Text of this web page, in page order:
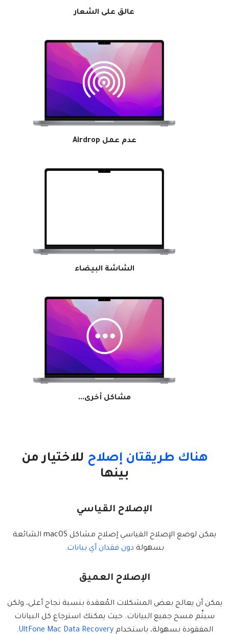
عالق على الشعار
عدم عمل Airdrop
الشاشة البيضاء
مشاكل أخرى...
هناك طريقتان إصلاح للاختيار من
بينها
الإصلاح القياسي
يمكن لوضع الإصلاح القياسي إصلاح مشاكل macOS الشائعة
بسهولة دون فقدان أي بيانات.
الإصلاح العميق
يمكن أن يعالج بعض المشكلات المُعقدة بنسبة نجاح أعلى، ولكن
سيتِّم مسح جميع البيانات. حيث يمكنك استرجاع كل البيانات
المفقودة بسهولة، باستخدامUltFone Mac Data Recovery
.